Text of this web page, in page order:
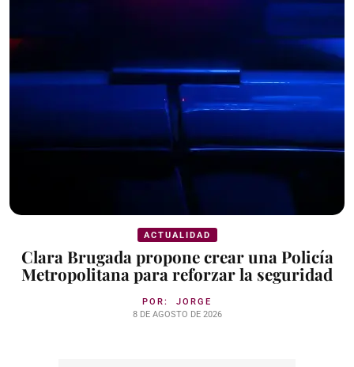
ACTUALIDAD
Clara Brugada propone crear una Policía
Metropolitana para reforzar la seguridad
POR: JORGE
8 DE AGOSTO DE 2026